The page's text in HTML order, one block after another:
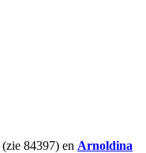
(zie 84397) en Arnoldina